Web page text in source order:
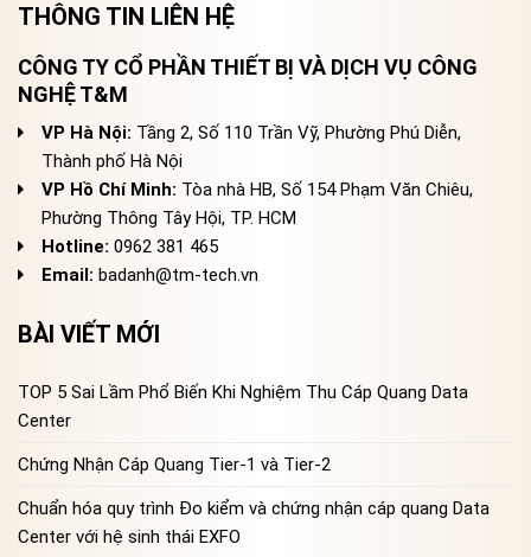
THÔNG TIN LIÊN HỆ
CÔNG TY CỔ PHẦN THIẾT BỊ VÀ DỊCH VỤ CÔNG
NGHỆ T&M
VP Hà Nội: Tầng 2, Số 110 Trần Vỹ, Phường Phú Diễn,
Thành phố Hà Nội
VP Hồ Chí Minh: Tòa nhà HB, Số 154 Phạm Văn Chiêu,
Phường Thông Tây Hội, TP. HCM
Hotline: 0962 381 465
Email: badanh@tm-tech.vn
BÀI VIẾT MỚI
TOP 5 Sai Lầm Phổ Biến Khi Nghiệm Thu Cáp Quang Data
Center
Chứng Nhận Cáp Quang Tier-1 và Tier-2
Chuẩn hóa quy trình Đo kiểm và chứng nhận cáp quang Data
Center với hệ sinh thái EXFO